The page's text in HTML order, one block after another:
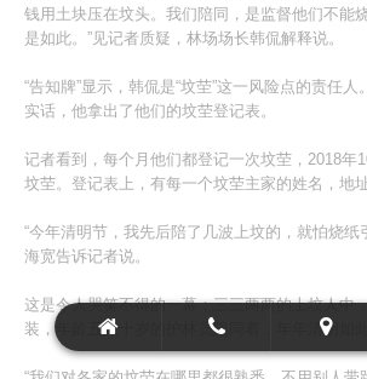
钱用土块压在坟头。我们陪同，是监督他们不能
是如此。”见记者质疑，林场场长韩侃解释说。
“告知牌”显示，韩侃是“坟茔”这一风险点的责任
实话，他拿出了他们的坟茔登记表。
记者看到，每个月他们都登记一次坟茔，2018年
坟茔。登记表上，有每一个坟茔主家的姓名，地址
“今年清明节，我先后陪了几波上坟的，就怕烧纸
海宽告诉记者说。
这是令人哭笑不得的一幕：三三两两的上坟人中
装，年龄五六十岁的护林员陪同着，年年清明如